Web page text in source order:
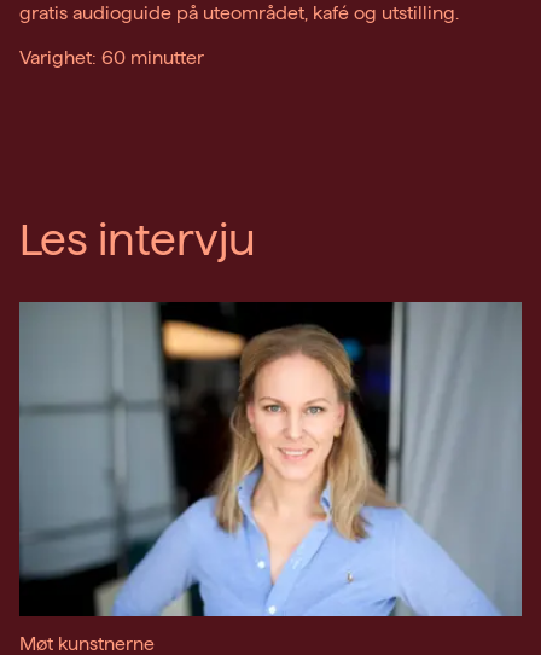
gratis audioguide på uteområdet, kafé og utstilling.
Varighet: 60 minutter
Les intervju
Møt kunstnerne